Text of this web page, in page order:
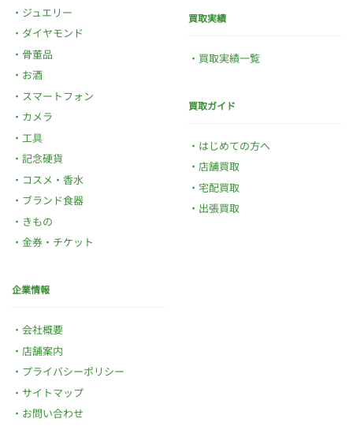
ジュエリー
ダイヤモンド
骨董品
お酒
スマートフォン
カメラ
工具
記念硬貨
コスメ・香水
ブランド食器
きもの
金券・チケット
買取実績
買取実績一覧
買取ガイド
はじめての方へ
店舗買取
宅配買取
出張買取
企業情報
会社概要
店舗案内
プライバシーポリシー
サイトマップ
お問い合わせ